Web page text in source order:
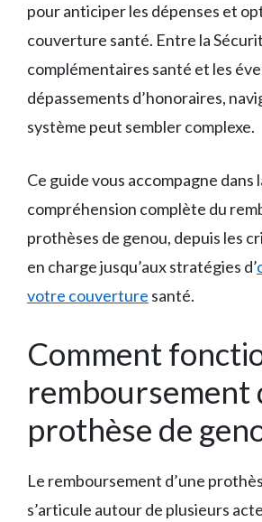
pour anticiper les dépenses et
couverture santé. Entre la
complémentaires santé et les
dépassements d’honoraires,
système peut sembler complexe.
Ce guide vous accompagne dans
compréhension complète du
prothèses de genou, depuis les
en charge jusqu’aux stratégies d’
votre couverture santé.
Comment
remboursement
prothèse de
Le remboursement d’une
s’articule autour de plusieurs